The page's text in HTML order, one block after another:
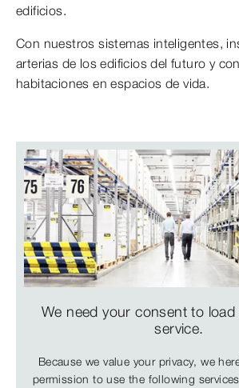
edificios.
Con nuestros sistemas inteligentes,
arterias de los edificios del futuro y
habitaciones en espacios de vida.
We need your consent to
service.
Because we value your privacy, we
permission to use the following